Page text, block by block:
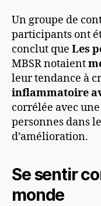
Un groupe de
participants ont
conclut que Les
MBSR notaient
leur tendance à
inflammatoire
corrélée avec
personnes dans
d’amélioration.
Se sentir
monde